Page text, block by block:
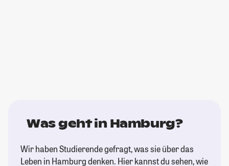
Was geht in Hamburg?
Wir haben Studierende gefragt, was sie über das
Leben in Hamburg denken. Hier kannst du sehen, wie